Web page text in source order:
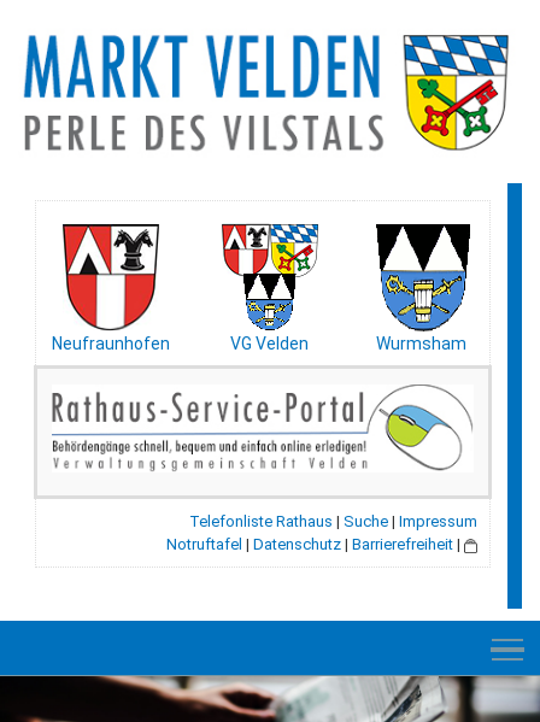
Neufraunhofen VG Velden Wurmsham
Telefonliste Rathaus | Suche | Impressum
Notruftafel | Datenschutz | Barrierefreiheit |